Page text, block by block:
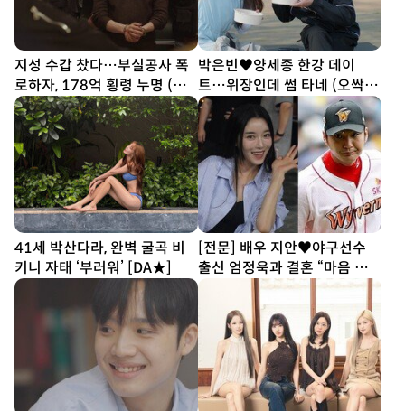
지성 수갑 찼다…부실공사 폭
로하자, 178억 횡령 누명 (아
파트)
박은빈♥양세종 한강 데이
트…위장인데 썸 타네 (오싹한
연애)
41세 박산다라, 완벽 굴곡 비
키니 자태 ‘부러워’ [DA★]
[전문] 배우 지안♥야구선수
출신 엄정욱과 결혼 “마음 참
따뜻한 사람”